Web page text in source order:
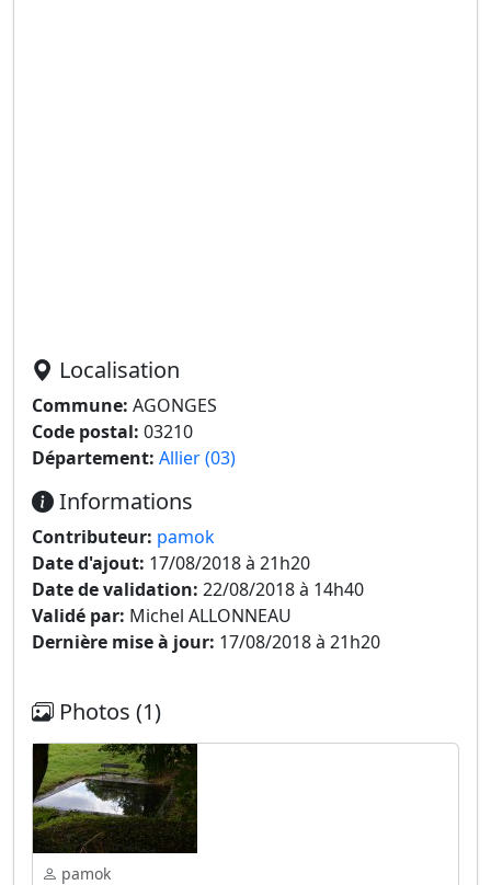
Localisation
Commune: AGONGES
Code postal: 03210
Département: Allier (03)
Informations
Contributeur: pamok
Date d'ajout: 17/08/2018 à 21h20
Date de validation: 22/08/2018 à 14h40
Validé par: Michel ALLONNEAU
Dernière mise à jour: 17/08/2018 à 21h20
Photos (1)
pamok